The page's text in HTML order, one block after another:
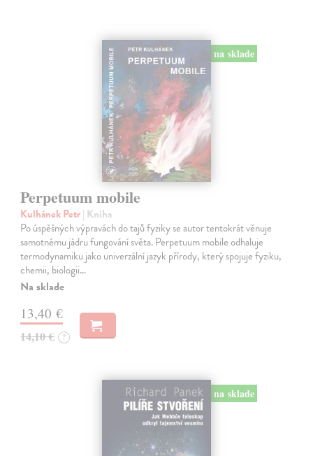
na sklade
Perpetuum mobile
Kulhánek Petr| Kniha
Po úspěšných výpravách do tajů fyziky se autor tentokrát věnuje
samotnému jádru fungování světa. Perpetuum mobile odhaluje
termodynamiku jako univerzální jazyk přírody, který spojuje fyziku,
chemii, biologii…
Na sklade
13,40 €
14,10 € ?
na sklade